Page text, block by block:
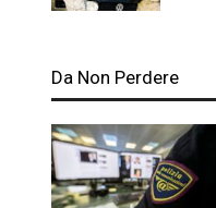
Da Non Perdere